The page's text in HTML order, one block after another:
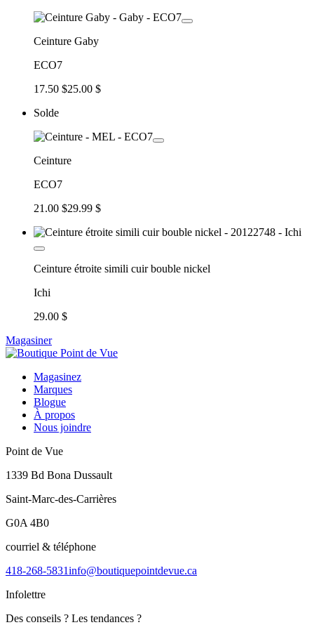
Ceinture Gaby
ECO7
17.50 $25.00 $
Solde
Ceinture
ECO7
21.00 $29.99 $
Ceinture étroite simili cuir bouble nickel
Ichi
29.00 $
Magasiner
Magasinez
Marques
Blogue
À propos
Nous joindre
Point de Vue
1339 Bd Bona Dussault
Saint-Marc-des-Carrières
G0A 4B0
courriel & téléphone
418-268-5831info@boutiquepointdevue.ca
Infolettre
Des conseils ? Les tendances ?